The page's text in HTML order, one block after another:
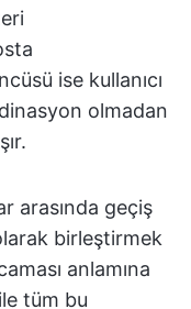
ise kullanıcı
olmadan
arasında geçiş
birleştirmek
anlamına
tüm bu